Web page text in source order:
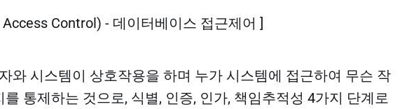
Access Control) - 데이터베이스 접근제어 ]
와 시스템이 상호작용을 하며 누가 시스템에 접근하여 무슨 작
통제하는 것으로, 식별, 인증, 인가, 책임추적성 4가지 단계로